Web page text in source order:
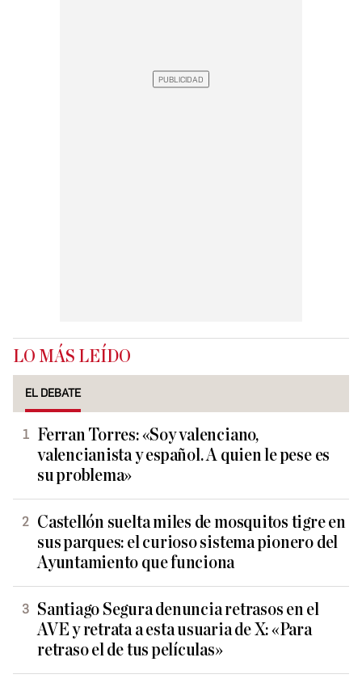
LO MÁS LEÍDO
EL DEBATE
Ferran Torres: «Soy valenciano,
valencianista y español. A quien le pese es
su problema»
Castellón suelta miles de mosquitos tigre en
sus parques: el curioso sistema pionero del
Ayuntamiento que funciona
Santiago Segura denuncia retrasos en el
AVE y retrata a esta usuaria de X: «Para
retraso el de tus películas»